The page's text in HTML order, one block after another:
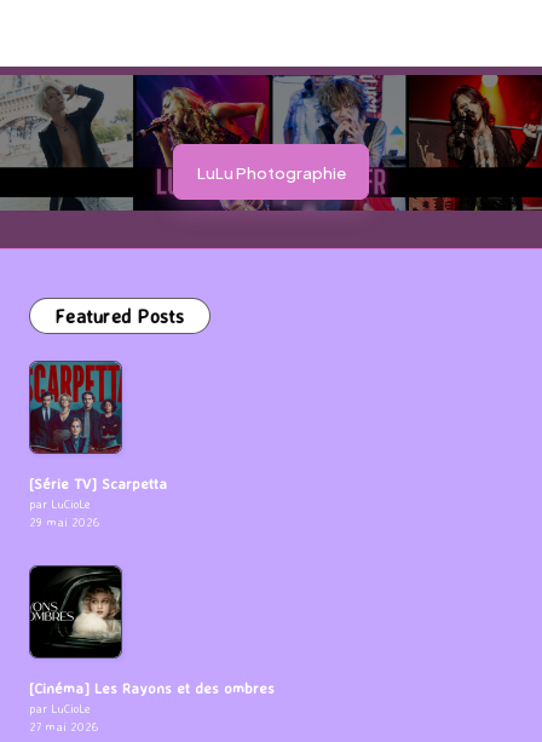
LuLu Photographie
Featured Posts
[Série TV] Scarpetta
par LuCioLe
29 mai 2026
[Cinéma] Les Rayons et des ombres
par LuCioLe
27 mai 2026